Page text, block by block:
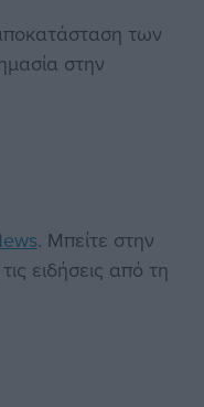
των
στην
. Μπείτε στην
ειδήσεις από τη